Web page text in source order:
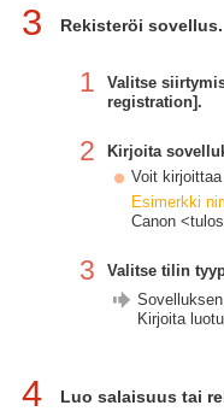
3 Rekisteröi sovellus.
1
Valitse
registration].
2
Kirjoita
Voit
Esimerkki
Canon
3
Valitse tilin
Kirjoita
4 Luo salaisuus tai